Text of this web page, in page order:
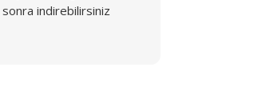
sonra indirebilirsiniz